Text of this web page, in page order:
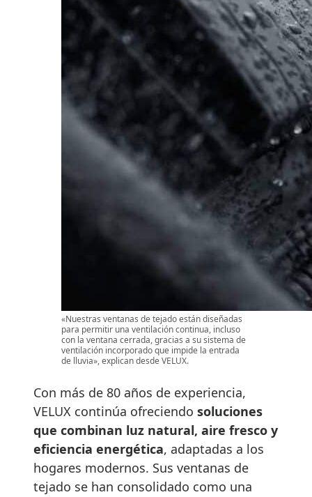
«Nuestras ventanas de tejado están diseñadas
para permitir una ventilación continua, incluso
con la ventana cerrada, gracias a su sistema de
ventilación incorporado que impide la entrada
de lluvia», explican desde VELUX.
Con más de 80 años de experiencia,
VELUX continúa ofreciendo soluciones
que combinan luz natural, aire fresco y
eficiencia energética, adaptadas a los
hogares modernos. Sus ventanas de
tejado se han consolidado como una